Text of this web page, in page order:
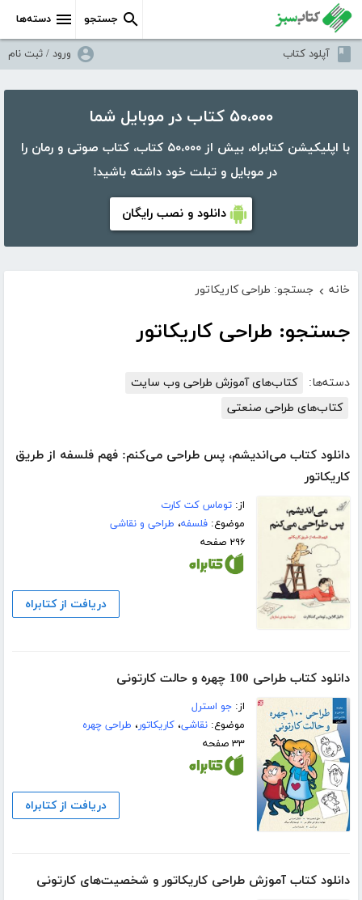
دسته‌ها جستجو
آپلود کتاب ورود / ثبت نام
۵۰،۰۰۰ کتاب در موبایل شما
با اپلیکیشن کتابراه، بیش از ۵۰،۰۰۰ کتاب، کتاب صوتی و رمان را
در موبایل و تبلت خود داشته باشید!
دانلود و نصب رایگان
خانه › جستجو: طراحی کاریکاتور
جستجو: طراحی کاریکاتور
دسته‌ها:
کتاب‌های آموزش طراحی وب سایت
کتاب‌های طراحی صنعتی
دانلود کتاب می‌اندیشم، پس طراحی می‌کنم: فهم فلسفه از طریق
کاریکاتور
از:توماس کت کارت
موضوع:فلسفه، طراحی و نقاشی
۲۹۶ صفحه
دریافت از کتابراه
دانلود کتاب طراحی 100 چهره و حالت کارتونی
از:جو استرل
موضوع:نقاشی،کاریکاتور، طراحی چهره
۳۳ صفحه
دریافت از کتابراه
دانلود کتاب آموزش طراحی کاریکاتور و شخصیت‌های کارتونی